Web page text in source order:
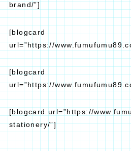
brand/”]
[blogcard
url=”https://
[blogcard
url=”https://
[blogcard url=”https://
stationery/”]